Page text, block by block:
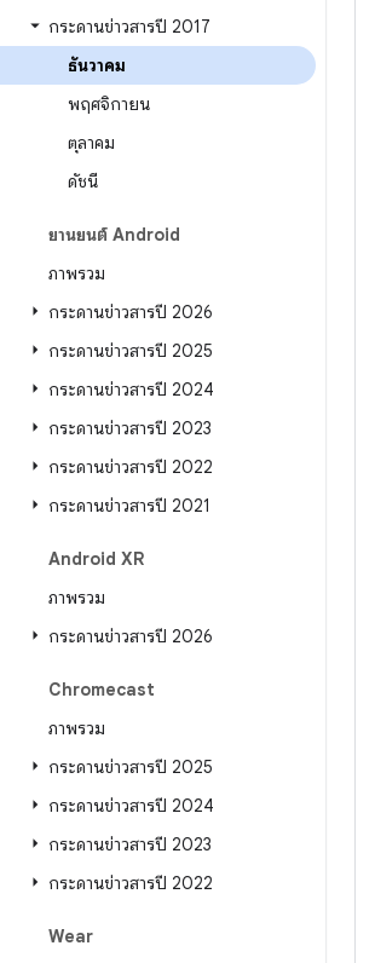
กระดานข่าวสารปี 2017
ธันวาคม
พฤศจิกายน
ตุลาคม
ดัชนี
ยานยนต์ Android
ภาพรวม
กระดานข่าวสารปี 2026
กระดานข่าวสารปี 2025
กระดานข่าวสารปี 2024
กระดานข่าวสารปี 2023
กระดานข่าวสารปี 2022
กระดานข่าวสารปี 2021
Android XR
ภาพรวม
กระดานข่าวสารปี 2026
Chromecast
ภาพรวม
กระดานข่าวสารปี 2025
กระดานข่าวสารปี 2024
กระดานข่าวสารปี 2023
กระดานข่าวสารปี 2022
Wear